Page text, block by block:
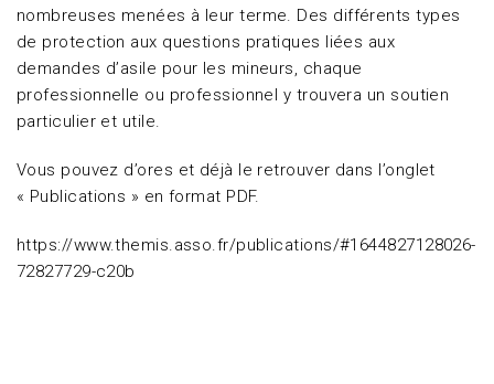
nombreuses menées à leur terme. Des différents types
de protection aux questions pratiques liées aux
demandes d’asile pour les mineurs, chaque
professionnelle ou professionnel y trouvera un soutien
particulier et utile.
Vous pouvez d’ores et déjà le retrouver dans l’onglet
« Publications » en format PDF.
https://www.themis.asso.fr/publications/#1644827128026-
72827729-c20b